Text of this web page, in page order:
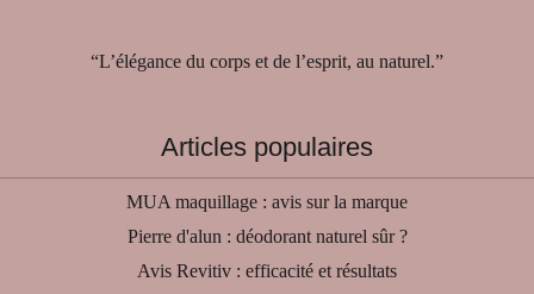
“L’élégance du corps et de l’esprit, au naturel.”
Articles populaires
MUA maquillage : avis sur la marque
Pierre d'alun : déodorant naturel sûr ?
Avis Revitiv : efficacité et résultats